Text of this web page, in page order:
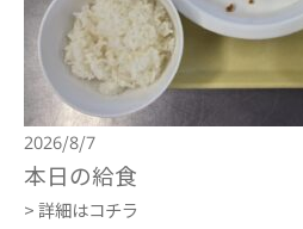
2026/8/7
本日の給食
> 詳細はコチラ